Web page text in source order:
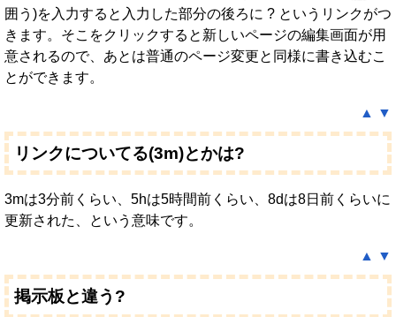
囲う)を入力すると入力した部分の後ろに ? というリンクがつ
きます。そこをクリックすると新しいページの編集画面が用
意されるので、あとは普通のページ変更と同様に書き込むこ
とができます。
▲ ▼
リンクについてる(3m)とかは?
3mは3分前くらい、5hは5時間前くらい、8dは8日前くらいに
更新された、という意味です。
▲ ▼
掲示板と違う?